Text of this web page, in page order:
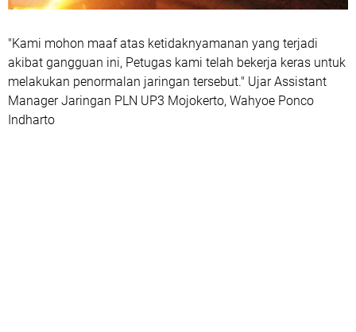
"Kami mohon maaf atas ketidaknyamanan yang terjadi
akibat gangguan ini, Petugas kami telah bekerja keras untuk
melakukan penormalan jaringan tersebut." Ujar Assistant
Manager Jaringan PLN UP3 Mojokerto, Wahyoe Ponco
Indharto